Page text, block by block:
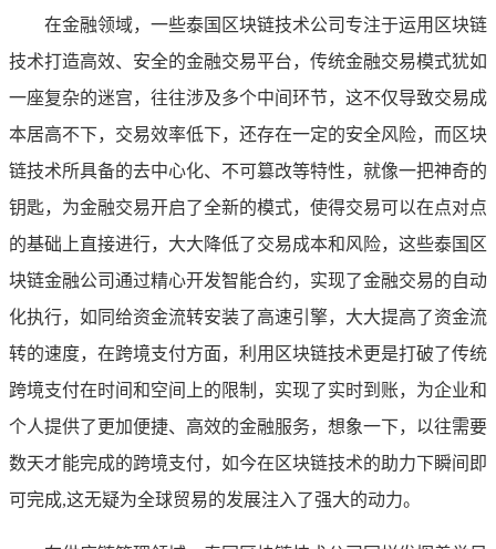
在金融领域，一些泰国区块链技术公司专注于运用区块链
技术打造高效、安全的金融交易平台，传统金融交易模式犹如
一座复杂的迷宫，往往涉及多个中间环节，这不仅导致交易成
本居高不下，交易效率低下，还存在一定的安全风险，而区块
链技术所具备的去中心化、不可篡改等特性，就像一把神奇的
钥匙，为金融交易开启了全新的模式，使得交易可以在点对点
的基础上直接进行，大大降低了交易成本和风险，这些泰国区
块链金融公司通过精心开发智能合约，实现了金融交易的自动
化执行，如同给资金流转安装了高速引擎，大大提高了资金流
转的速度，在跨境支付方面，利用区块链技术更是打破了传统
跨境支付在时间和空间上的限制，实现了实时到账，为企业和
个人提供了更加便捷、高效的金融服务，想象一下，以往需要
数天才能完成的跨境支付，如今在区块链技术的助力下瞬间即
可完成,这无疑为全球贸易的发展注入了强大的动力。